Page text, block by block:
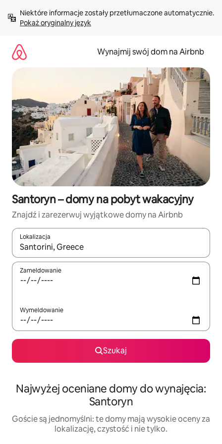
treści Pokaż oryginalny język
Wynajmij swój dom na Airbnb
Santoryn – domy na pobyt wakacyjny
Znajdź i zarezerwuj wyjątkowe domy na Airbnb
Lokalizacja
Gdy wyniki będą dostępne, możesz poruszać się po nich za
Zameldowanie
Wymeldowanie
Szukaj
Najwyżej oceniane domy do wynajęcia:
Santoryn
Goście są jednomyślni: te domy mają wysokie oceny za
lokalizację, czystość i nie tylko.